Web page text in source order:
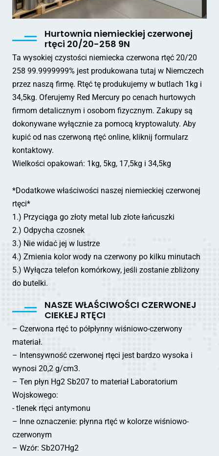
Hurtownia niemieckiej czerwonej
rtęci 20/20-258 9N
Ta wysokiej czystości niemiecka czerwona rtęć 20/20
258 99.9999999% jest produkowana tutaj w Niemczech
przez naszą firmę. Rtęć tę produkujemy w butlach 1kg i
34,5kg. Oferujemy Red Mercury po cenach hurtowych
firmom detalicznym i osobom fizycznym. Zakupy są
dokonywane wyłącznie za pomocą kryptowaluty. Aby
kupić od nas czerwoną rtęć online, kliknij formularz
kontaktowy.
Wielkości opakowań: 1kg, 5kg, 17,5kg i 34,5kg
*Dodatkowe właściwości naszej niemieckiej czerwonej
rtęci*
1.) Przyciąga go złoty metal lub złote łańcuszki
2.) Odpycha czosnek
3.) Nie widać jej w lustrze
4.) Zmienia kolor wody na czerwony po kilku minutach
5.) Wyłącza telefon komórkowy, jeśli zostanie zbliżony
do butelki.
NASZE WŁAŚCIWOŚCI CZERWONEJ
CIEKŁEJ RTĘCI
– Czerwona rtęć to półpłynny wiśniowo-czerwony
materiał.
– Intensywność czerwonej rtęci jest bardzo wysoka i
wynosi 20,2 g/cm3.
– Ten płyn Hg2 Sb207 to materiał Laboratorium
Wojskowego:
- tlenek rtęci antymonu
– Inne oznaczenie: płynna rtęć w kolorze wiśniowo-
czerwonym
– Wzór: Sb2O7Hg2